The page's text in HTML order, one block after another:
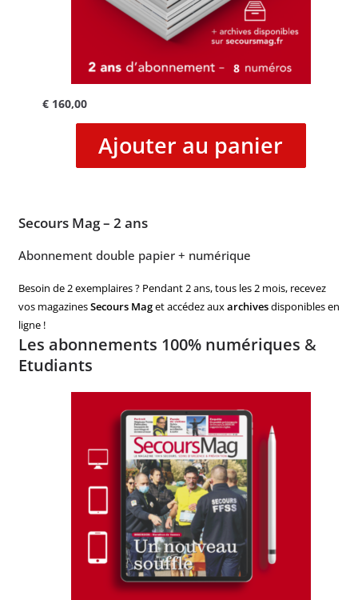
€160,00
Ajouter au panier
Secours Mag – 2 ans
Abonnement double papier + numérique
Besoin de 2 exemplaires ? Pendant 2 ans, tous les 2 mois, recevez
vos magazinesSecours Maget accédez auxarchivesdisponibles en
ligne !
Les abonnements 100% numériques &
Etudiants